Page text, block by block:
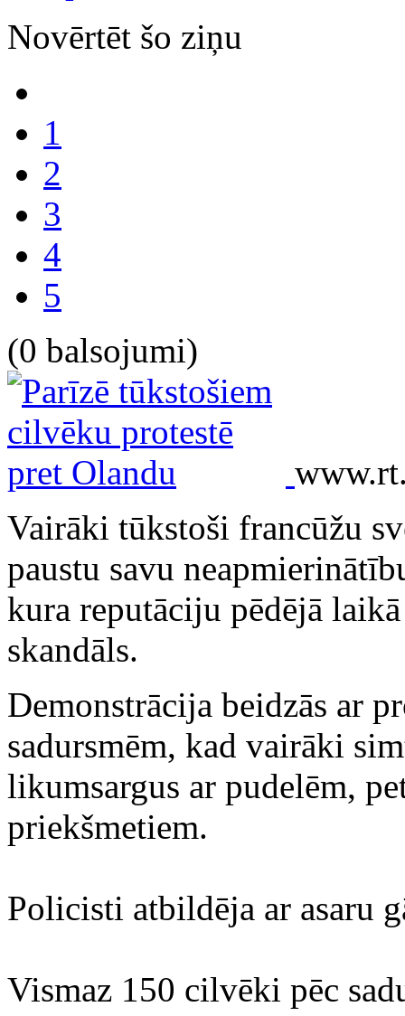
Novērtēt šo ziņu
1
2
3
4
5
(0 balsojumi)
Vairāki tūkstoši francūžu
paustu savu
kura reputāciju pēdējā
skandāls.
Demonstrācija beidzās ar
sadursmēm, kad vairāki
likumsargus ar pudelēm,
priekšmetiem.
Policisti atbildēja ar asaru
Vismaz 150 cilvēki pēc